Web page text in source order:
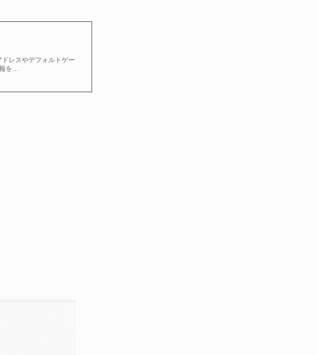
レスやデフォルトゲー
を…